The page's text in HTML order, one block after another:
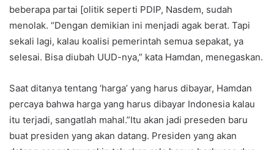
beberapa partai [olitik seperti PDIP, Nasdem, sudah
menolak. “Dengan demikian ini menjadi agak berat. Tapi
sekali lagi, kalau koalisi pemerintah semua sepakat, ya
selesai. Bisa diubah UUD-nya,” kata Hamdan, menegaskan.
Saat ditanya tentang ‘harga’ yang harus dibayar, Hamdan
percaya bahwa harga yang harus dibayar Indonesia kalau
itu terjadi, sangatlah mahal.”Itu akan jadi preseden baru
buat presiden yang akan datang. Presiden yang akan